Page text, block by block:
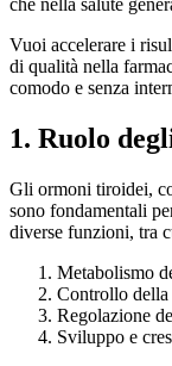
Vuoi accelerare i
di qualità nella
comodo e senza
1. Ruolo
Gli ormoni tiroidei,
sono fondamentali
diverse funzioni, tra
Metabolismo
Controllo della
Regolazione
Sviluppo e